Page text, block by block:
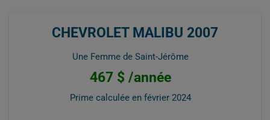
CHEVROLET MALIBU 2007
Une Femme de Saint-Jérôme
467 $ /année
Prime calculée en février 2024